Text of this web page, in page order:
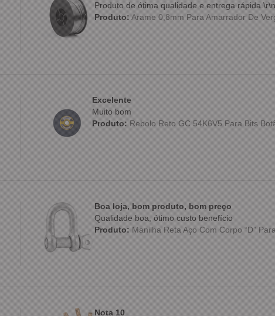
Produto de ótima qualidade e entrega
Produto:Arame 0,8mm Para Amarrador De
Excelente
Muito bom
Produto:Rebolo Reto GC 54K6V5 Para Bits
Boa loja, bom produto, bom preço
Qualidade boa, ótimo custo benefício
Produto:Manilha Reta Aço Com Corpo “D”
Nota 10